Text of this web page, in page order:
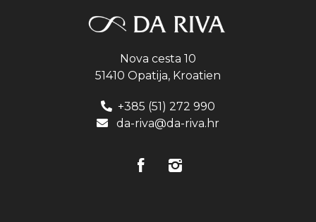
Nova cesta 10
51410 Opatija, Kroatien
+385 (51) 272 990
da-riva@da-riva.hr